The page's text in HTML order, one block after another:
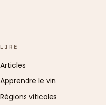
LIRE
Articles
Apprendre le vin
Régions viticoles